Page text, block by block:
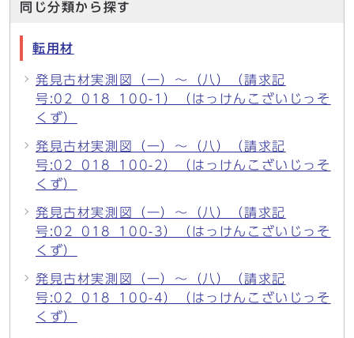
同じ分類から探す
転用材
発見古材実測図（一）〜（八）（請求記
号:02_018_100-1）（はっけんこざいじっそ
くず）
発見古材実測図（一）〜（八）（請求記
号:02_018_100-2）（はっけんこざいじっそ
くず）
発見古材実測図（一）〜（八）（請求記
号:02_018_100-3）（はっけんこざいじっそ
くず）
発見古材実測図（一）〜（八）（請求記
号:02_018_100-4）（はっけんこざいじっそ
くず）